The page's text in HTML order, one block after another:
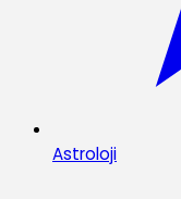
Astroloji